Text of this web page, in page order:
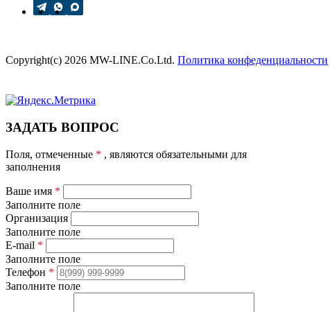
Copyright(c) 2026 MW-LINE.Co.Ltd. Политика конфеденциальности
ЗАДАТЬ ВОПРОС
Поля, отмеченные * , являются обязательными для
заполнения
Ваше имя *
Заполните поле
Организация
Заполните поле
E-mail *
Заполните поле
Телефон *
Заполните поле